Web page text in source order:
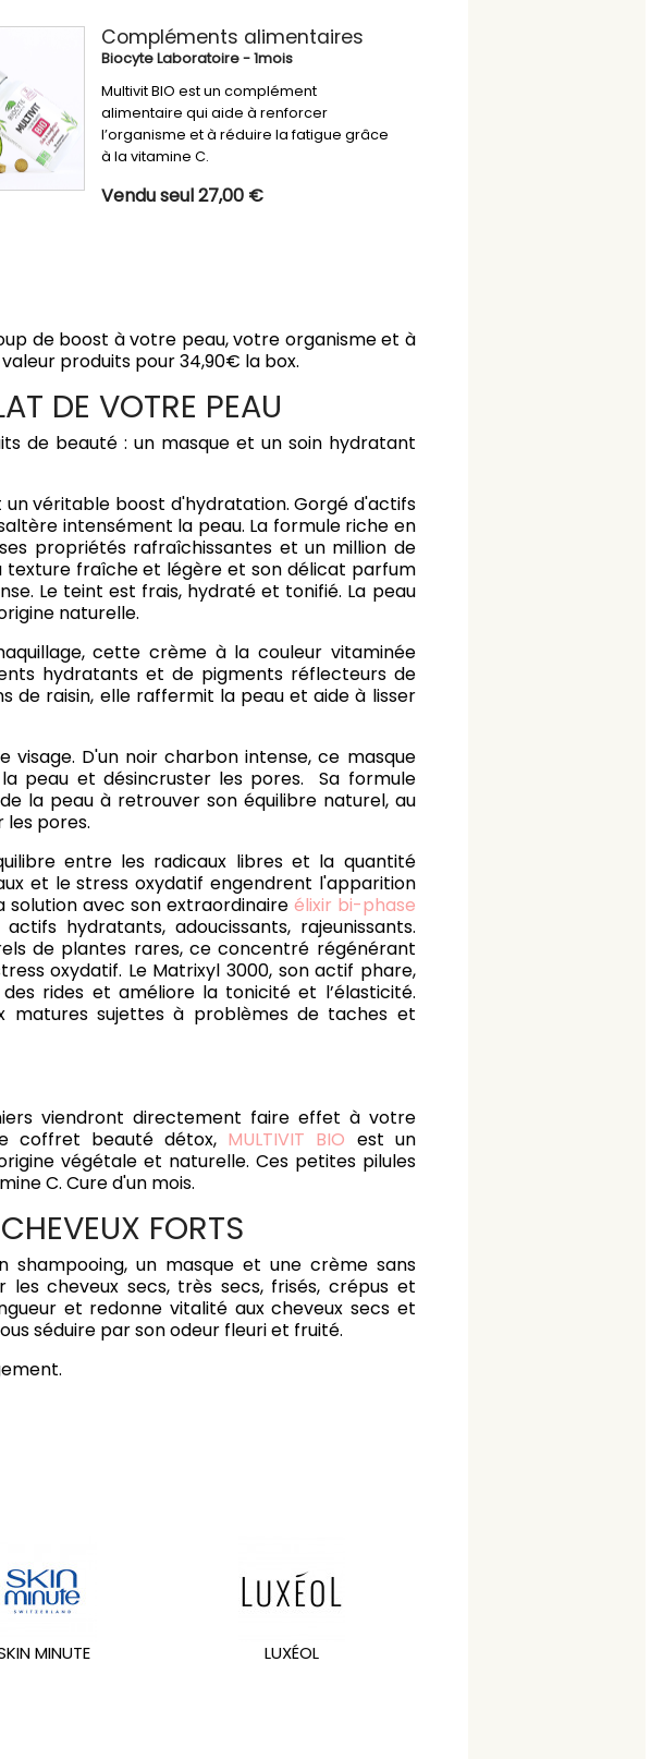
Compléments alimentaires
Biocyte Laboratoire- 1mois
Multivit BIO est un complément
alimentaire qui aide à renforcer
l’organisme et à réduire la fatigue grâce
à la vitamine C.
Vendu seul 27,00 €
de boost à votre peau, votre organisme et à
produits pour 34,90€ la box.
DE VOTRE PEAU
de beauté : un masque et un soin hydratant
véritable boost d'hydratation. Gorgé d'actifs
intensément la peau. La formule riche en
propriétés rafraîchissantes et un million de
texture fraîche et légère et son délicat parfum
Le teint est frais, hydraté et tonifié. La peau
naturelle.
cette crème à la couleur vitaminée
hydratants et de pigments réflecteurs de
de raisin, elle raffermit la peau et aide à lisser
visage. D'un noir charbon intense, ce masque
peau et désincruster les pores. Sa formule
la peau à retrouver son équilibre naturel, au
pores.
entre les radicaux libres et la quantité
et le stress oxydatif engendrent l'apparition
solution avec son extraordinaire élixir bi-phase
hydratants, adoucissants, rajeunissants.
de plantes rares, ce concentré régénérant
oxydatif. Le Matrixyl 3000, son actif phare,
rides et améliore la tonicité et l’élasticité.
matures sujettes à problèmes de taches et
viendront directement faire effet à votre
coffret beauté détox, MULTIVIT BIO est un
végétale et naturelle. Ces petites pilules
C. Cure d'un mois.
FORTS
shampooing, un masque et une crème sans
cheveux secs, très secs, frisés, crépus et
et redonne vitalité aux cheveux secs et
séduire par son odeur fleuri et fruité.
MINUTE LUXÉOL